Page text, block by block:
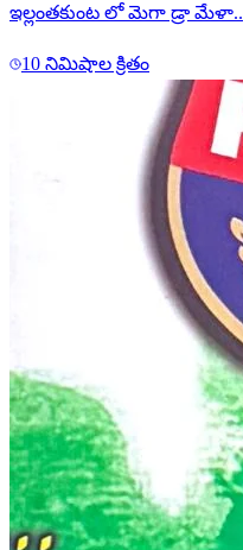
ఇల్లంతకుంట లో మెగా డ్రా మేళా..
10 నిమిషాల క్రితం